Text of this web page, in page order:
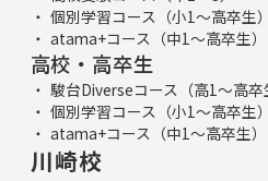
個別学習コース（小1～高卒生）
atama+コース（中1～高卒生）
高校・高卒生
駿台Diverseコース（高1～高卒
個別学習コース（小1～高卒生）
atama+コース（中1～高卒生）
川崎校